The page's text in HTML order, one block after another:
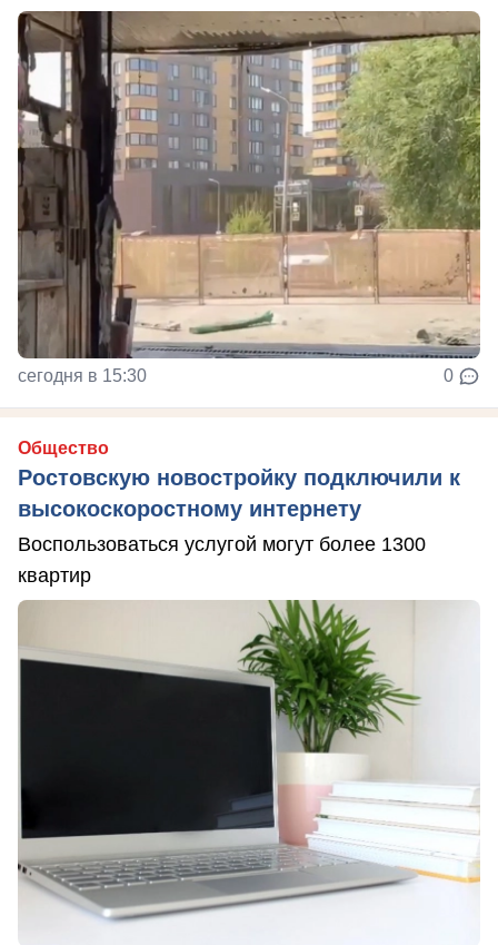
сегодня в 15:30 0
Общество
Ростовскую новостройку подключили к
высокоскоростному интернету
Воспользоваться услугой могут более 1300
квартир